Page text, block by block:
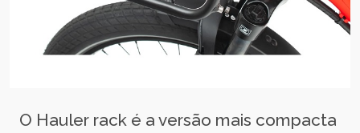
O Hauler rack é a versão mais compacta